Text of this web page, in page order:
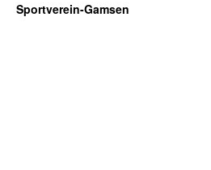
Sportverein-Gamsen